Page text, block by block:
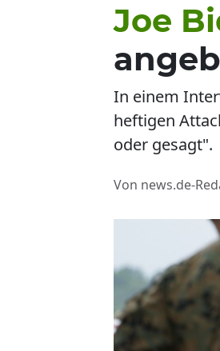
Joe
In einem
heftigen
oder gesagt".
Von news.de-